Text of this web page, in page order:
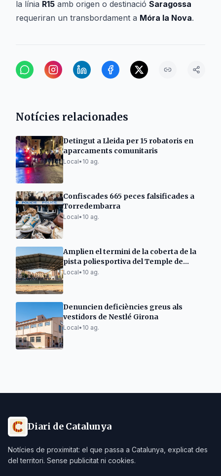
la línia R15 amb origen o destinació Saragossa
requeriran un transbordament a Móra la Nova.
Notícies relacionades
Detingut a Lleida per 15 robatoris en
aparcaments comunitaris
Local• 10 ag.
Confiscades 665 peces falsificades a
Torredembarra
Local• 10 ag.
Amplien el termini de la coberta de la
pista poliesportiva del Temple de
Tortosa
Local• 10 ag.
Denuncien deficiències greus als
vestidors de Nestlé Girona
Local• 10 ag.
Diari de Catalunya
Notícies de proximitat: el que passa a Catalunya, explicat des
del territori. Sense publicitat ni cookies.